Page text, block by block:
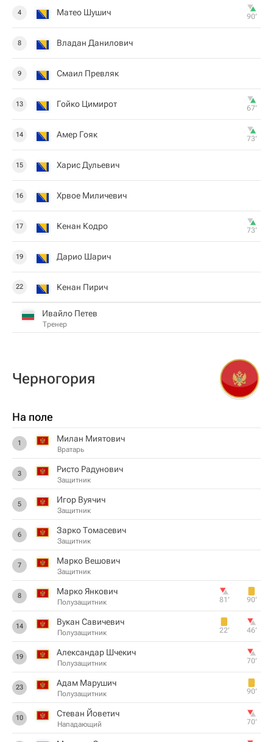
4 Матео Шушич 90‎’‎
8 Владан Данилович
9 Смаил Превляк
13 Гойко Цимирот 67‎’‎
14 Амер Гояк 73‎’‎
15 Харис Дульевич
16 Хрвое Миличевич
17 Кенан Кодро 73‎’‎
19 Дарио Шарич
22 Кенан Пирич
Ивайло Петев
Тренер
Черногория
На поле
1 Милан Миятович
Вратарь
3 Ристо Радунович
Защитник
5 Игор Вуячич
Защитник
6 Зарко Томасевич
Защитник
7 Марко Вешович
Защитник
8 Марко Янкович
Полузащитник 81‎’‎ 90‎’‎
14 Вукан Савичевич
Полузащитник 22‎’‎ 46‎’‎
19 Александар Шчекич
Полузащитник 70‎’‎
23 Адам Марушич
Полузащитник 90‎’‎
10 Стеван Йоветич
Нападающий 70‎’‎